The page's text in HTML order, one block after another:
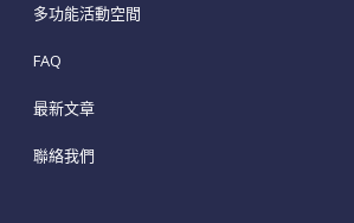
多功能活動空間
FAQ
最新文章
聯絡我們